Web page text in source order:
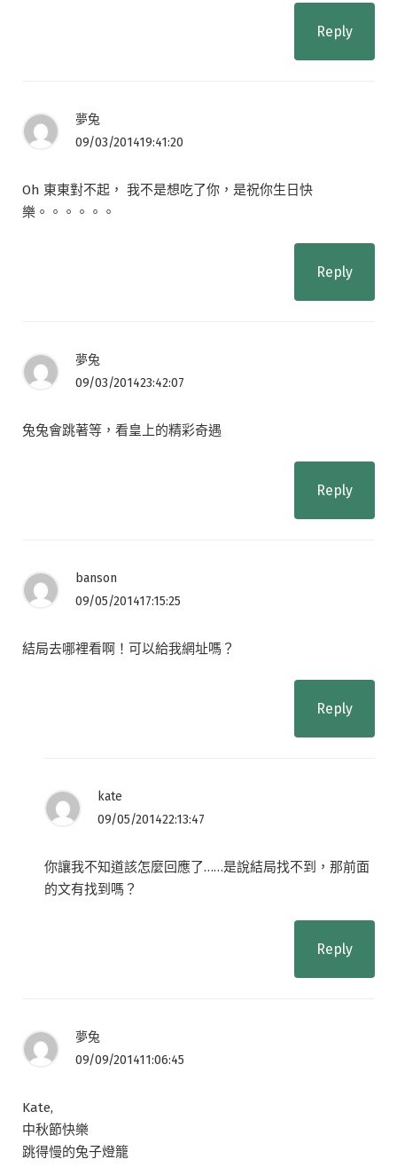
Reply
夢兔
09/03/201419:41:20
Oh 東東對不起， 我不是想吃了你，是祝你生日快
樂。。。。。。
Reply
夢兔
09/03/201423:42:07
兔兔會跳著等，看皇上的精彩奇遇
Reply
banson
09/05/201417:15:25
結局去哪裡看啊！可以給我網址嗎？
Reply
kate
09/05/201422:13:47
你讓我不知道該怎麼回應了……是說結局找不到，那前面
的文有找到嗎？
Reply
夢兔
09/09/201411:06:45
Kate,
中秋節快樂
跳得慢的兔子燈籠